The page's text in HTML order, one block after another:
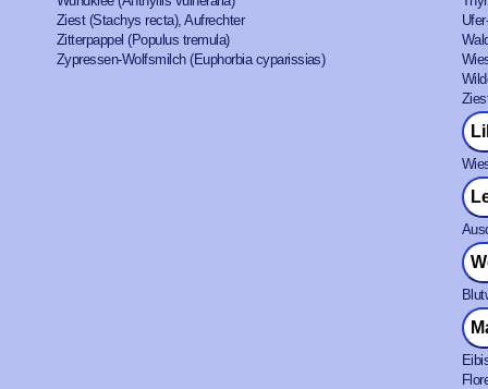
Ziest (Stachys recta), Aufrechter
Zitterpappel (Populus tremula)
Zypressen-Wolfsmilch (Euphorbia cyparissias)